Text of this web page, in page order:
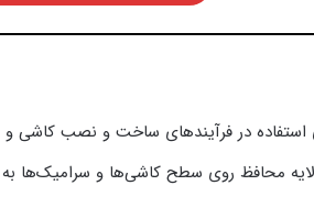
در فرآیندهای ساخت و نصب کاشی
محافظ روی سطح کاشی‌ها و سرامیک‌ها به